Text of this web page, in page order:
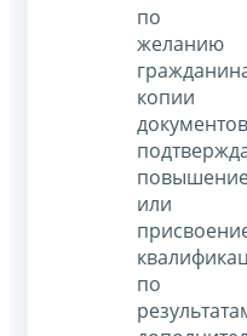
по
желанию
копии
или
по